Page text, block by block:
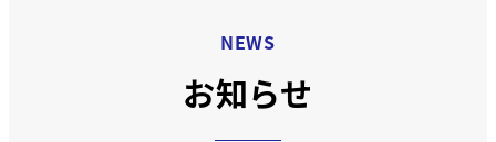
NEWS
お知らせ